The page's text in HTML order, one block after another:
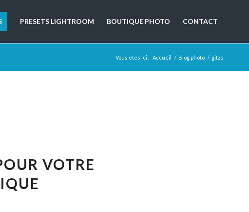
PRESETS LIGHTROOM BOUTIQUE PHOTO CONTACT
Vous êtes ici : Accueil / Blog photo / gitzo
VOTRE